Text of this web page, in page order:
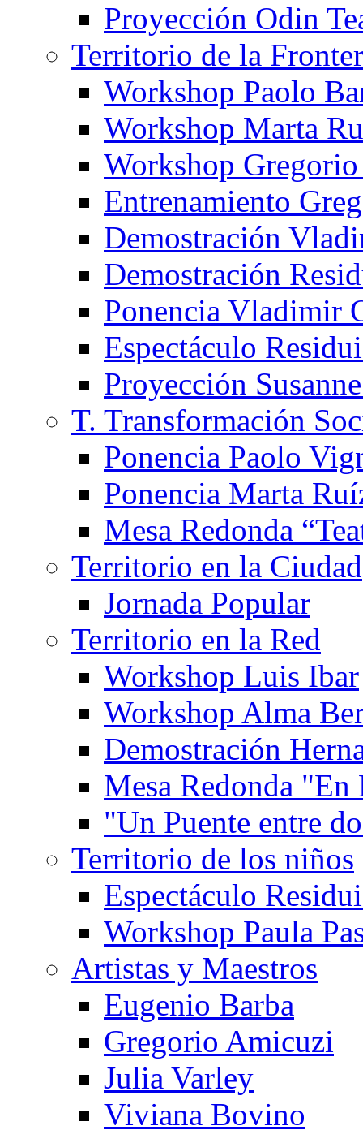
Proyección Odin
Territorio de la
Workshop Paolo
Workshop Marta
Workshop
Entrenamiento
Demostración
Demostración
Ponencia Vladimir
Espectáculo
Proyección
T. Transformación
Ponencia Paolo
Ponencia Marta
Mesa Redonda
Territorio en la Ciudad
Jornada Popular
Territorio en la Red
Workshop Luis Ibar
Workshop Alma
Demostración
Mesa Redonda
"Un Puente entre
Territorio de los niños
Espectáculo
Workshop Paula
Artistas y Maestros
Eugenio Barba
Gregorio Amicuzi
Julia Varley
Viviana Bovino